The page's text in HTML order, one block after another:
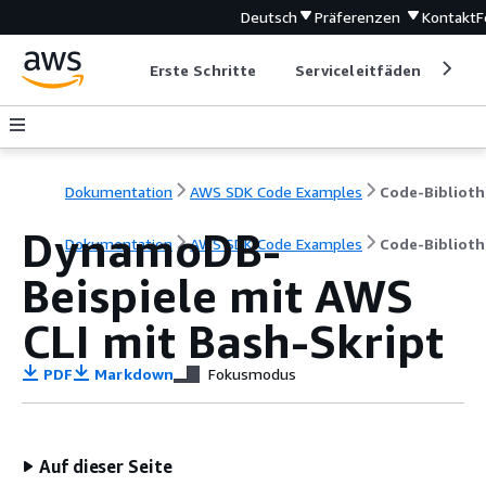
Deutsch Präferenzen Kontakt
Erste Schritte Serviceleitfäden
Dokumentation AWS SDK Code Examples Code-
Dokumentation AWS SDK Code Examples Code-
DynamoDB-
Beispiele mit AWS
CLI mit Bash-Skript
PDF Markdown Fokusmodus
Auf dieser Seite